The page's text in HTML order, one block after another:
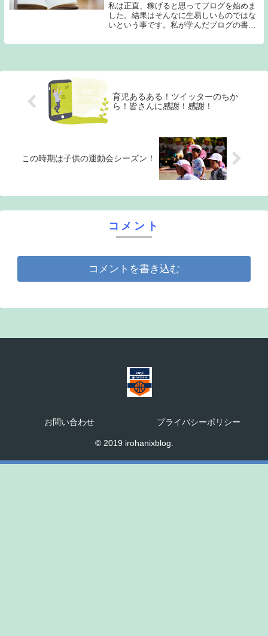
私は正直、稼げると思ってブログを始めま
した。結果はそんなに生易しいものではな
いという事です。私が学んだブログの書き
めました。立ち止まってるブロガーさんの
育児あるある！ツイッターのちか
ら！皆さんに感謝！感謝！
この時期は子供の運動会シーズン！
コメント
コメントを書き込む
お問い合わせ プライバシーポリシー
© 2019 irohanixblog.